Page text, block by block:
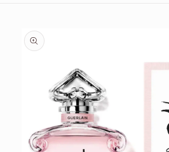
Passer aux
informations
produits